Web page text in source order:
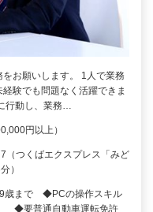
お願いします。 1人で業務
験でも問題なく活躍できま
行動し、業務…
円以上）
（つくばエクスプレス「みど
）
まで ◆PCの操作スキル
◆要普通自動車運転免許